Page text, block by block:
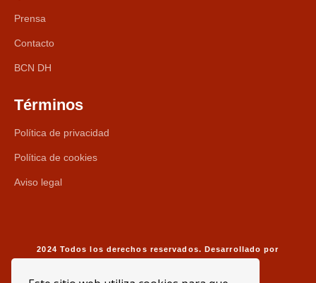
Prensa
Contacto
BCN DH
Términos
Política de privacidad
Política de cookies
Aviso legal
2024 Todos los derechos reservados. Desarrollado por